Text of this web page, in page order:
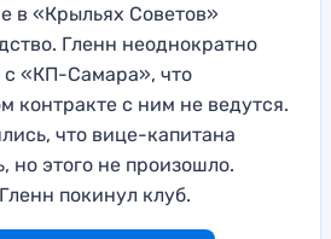
в «Крыльях Советов»
Гленн неоднократно
с «КП-Самара», что
контракте с ним не ведутся.
что вице-капитана
но этого не произошло.
покинул клуб.